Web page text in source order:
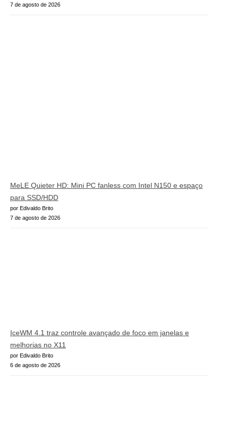
7 de agosto de 2026
MeLE Quieter HD: Mini PC fanless com Intel N150 e espaço
para SSD/HDD
por Edivaldo Brito
7 de agosto de 2026
IceWM 4.1 traz controle avançado de foco em janelas e
melhorias no X11
por Edivaldo Brito
6 de agosto de 2026